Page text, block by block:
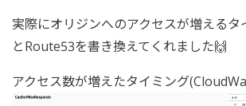
実際にオリジンへのアクセスが増えるタ
とRoute53を書き換えてくれました🙌
アクセス数が増えたタイミング